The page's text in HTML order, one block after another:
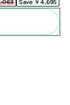
Save ￥4,695‎